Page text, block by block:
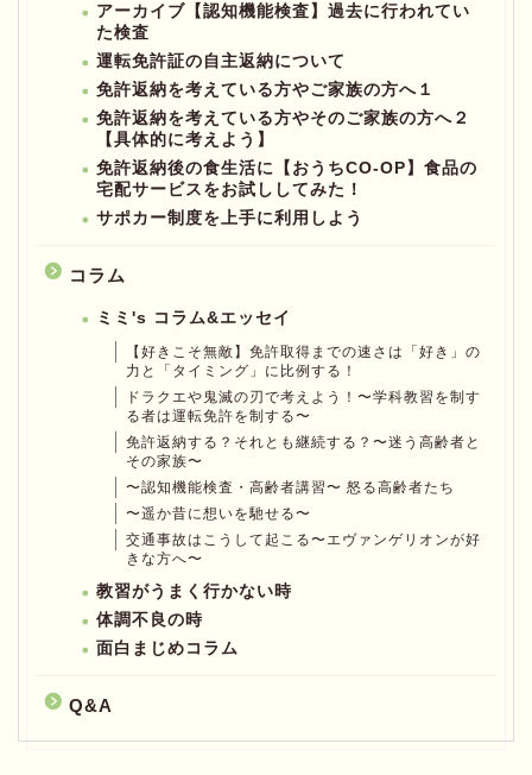
アーカイブ【認知機能検査】過去に行われてい
た検査
運転免許証の自主返納について
免許返納を考えている方やご家族の方へ１
免許返納を考えている方やそのご家族の方へ２
【具体的に考えよう】
免許返納後の食生活に【おうちCO-OP】食品の
宅配サービスをお試ししてみた！
サポカー制度を上手に利用しよう
コラム
ミミ's コラム&エッセイ
【好きこそ無敵】免許取得までの速さは「好き」の
力と「タイミング」に比例する！
ドラクエや鬼滅の刃で考えよう！〜学科教習を制す
る者は運転免許を制する〜
免許返納する？それとも継続する？〜迷う高齢者と
その家族〜
〜認知機能検査・高齢者講習〜 怒る高齢者たち
〜遥か昔に想いを馳せる〜
交通事故はこうして起こる〜エヴァンゲリオンが好
きな方へ〜
教習がうまく行かない時
体調不良の時
面白まじめコラム
Q&A